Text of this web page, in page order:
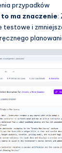
przypadków
ma znaczenie:
testowe i